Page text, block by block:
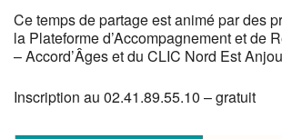
Ce temps de partage est animé par des
la Plateforme d’Accompagnement et de
– Accord’Âges et du CLIC Nord Est Anjou
Inscription au 02.41.89.55.10 – gratuit